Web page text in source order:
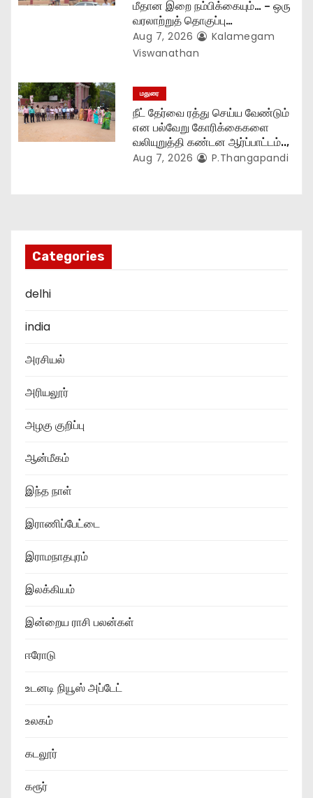
மீதான இறை நம்பிக்கையும்… – ஒரு
வரலாற்றுத் தொகுப்பு…
Aug 7, 2026
Kalamegam
Viswanathan
மதுரை
நீட் தேர்வை ரத்து செய்ய வேண்டும்
என பல்வேறு கோரிக்கைகளை
வலியுறுத்தி கண்டன ஆர்ப்பாட்டம்..,
Aug 7, 2026 P.Thangapandi
Categories
delhi
india
அரசியல்
அரியலூர்
அழகு குறிப்பு
ஆன்மீகம்
இந்த நாள்
இராணிப்பேட்டை
இராமநாதபுரம்
இலக்கியம்
இன்றைய ராசி பலன்கள்
ஈரோடு
உடனடி நியூஸ் அப்டேட்
உலகம்
கடலூர்
கரூர்